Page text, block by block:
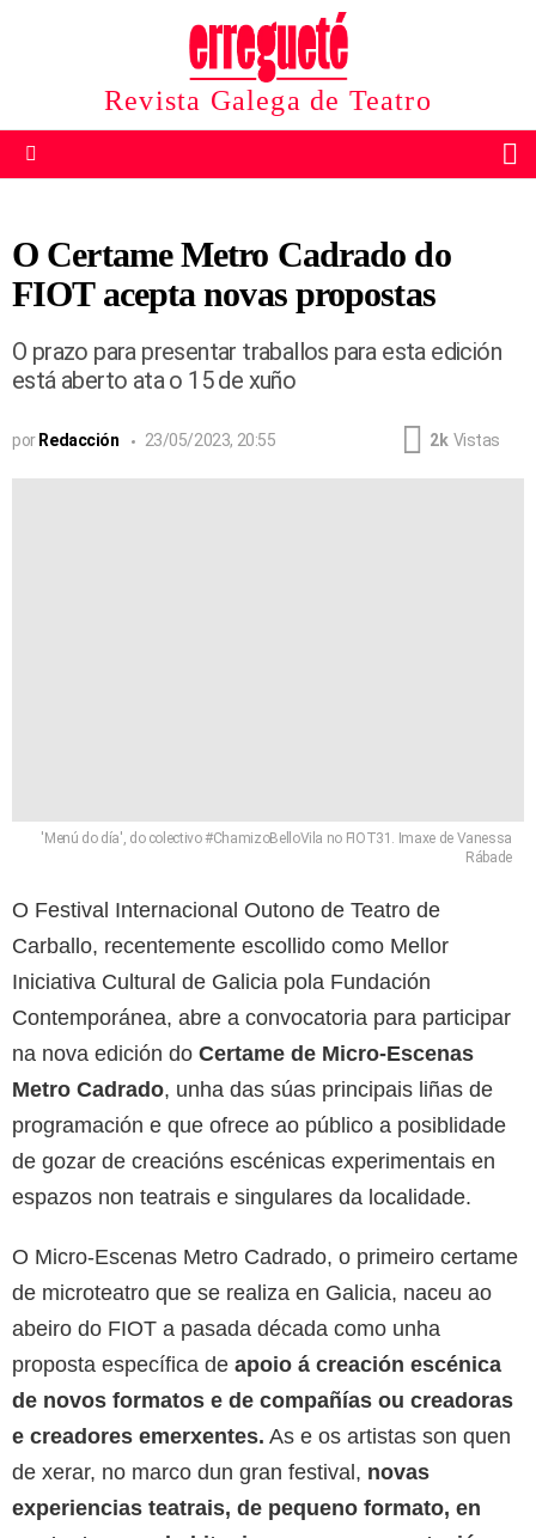
Revista Galega de Teatro
O Certame Metro Cadrado do
FIOT acepta novas propostas
O prazo para presentar traballos para esta edición
está aberto ata o 15 de xuño
por Redacción 23/05/2023, 20:55 2k Vistas
'Menú do día', do colectivo #ChamizoBelloVila no FIOT31. Imaxe de Vanessa
Rábade
O Festival Internacional Outono de Teatro de
Carballo, recentemente escollido como Mellor
Iniciativa Cultural de Galicia pola Fundación
Contemporánea, abre a convocatoria para participar
na nova edición do Certame de Micro-Escenas
Metro Cadrado, unha das súas principais liñas de
programación e que ofrece ao público a posiblidade
de gozar de creacións escénicas experimentais en
espazos non teatrais e singulares da localidade.
O Micro-Escenas Metro Cadrado, o primeiro certame
de microteatro que se realiza en Galicia, naceu ao
abeiro do FIOT a pasada década como unha
proposta específica de apoio á creación escénica
de novos formatos e de compañías ou creadoras
e creadores emerxentes. As e os artistas son quen
de xerar, no marco dun gran festival, novas
experiencias teatrais, de pequeno formato, en